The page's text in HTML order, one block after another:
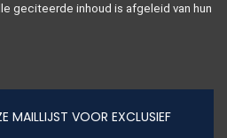
geciteerde inhoud is afgeleid van hun
MAILLIJST VOOR EXCLUSIEF